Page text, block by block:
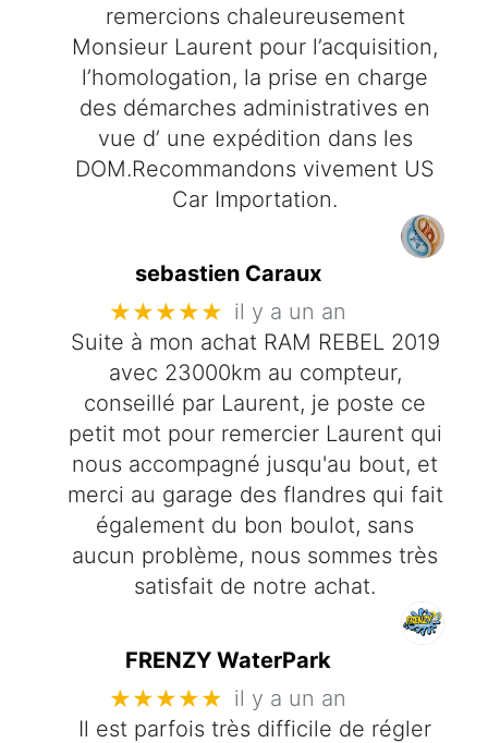
remercions chaleureusement
Monsieur Laurent pour l’acquisition,
l’homologation, la prise en charge
des démarches administratives en
vue d’ une expédition dans les
DOM.Recommandons vivement US
Car Importation.
sebastien Caraux
★★★★★ il y a un an
Suite à mon achat RAM REBEL 2019
avec 23000km au compteur,
conseillé par Laurent, je poste ce
petit mot pour remercier Laurent qui
nous accompagné jusqu'au bout, et
merci au garage des flandres qui fait
également du bon boulot, sans
aucun problème, nous sommes très
satisfait de notre achat.
FRENZY WaterPark
★★★★★ il y a un an
Il est parfois très difficile de régler